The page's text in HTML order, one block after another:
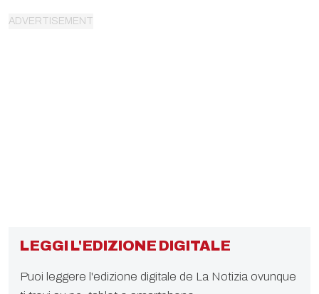
LEGGI L'EDIZIONE DIGITALE
Puoi leggere l'edizione digitale de La Notizia ovunque